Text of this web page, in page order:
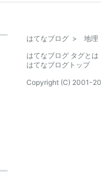
はてなブログ > 地理
はてなブログ タグとは
はてなブログトップ
Copyright (C) 2001-